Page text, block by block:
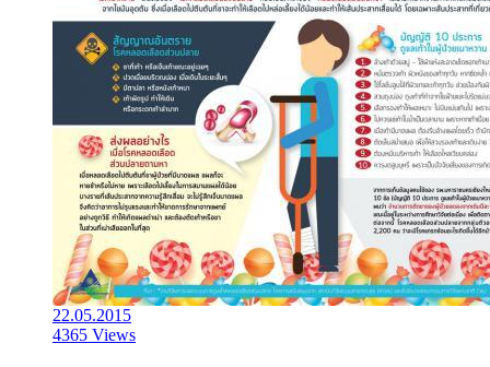
22.05.2015
4365 Views